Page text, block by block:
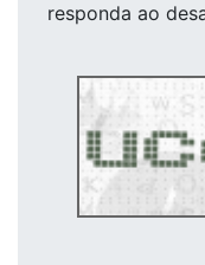
responda ao